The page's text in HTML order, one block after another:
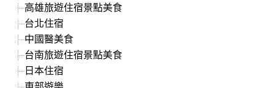
高雄旅遊住宿景點美食
台北住宿
中國醫美食
台南旅遊住宿景點美食
日本住宿